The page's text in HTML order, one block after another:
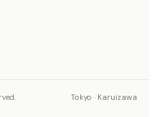
Tokyo · Karuizawa